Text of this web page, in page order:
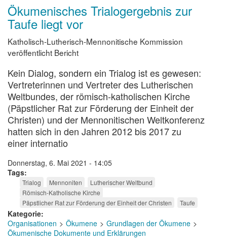
Ökumenisches Trialogergebnis zur
Taufe liegt vor
Katholisch-Lutherisch-Mennonitische Kommission
veröffentlicht Bericht
Kein Dialog, sondern ein Trialog ist es gewesen:
Vertreterinnen und Vertreter des Lutherischen
Weltbundes, der römisch-katholischen Kirche
(Päpstlicher Rat zur Förderung der Einheit der
Christen) und der Mennonitischen Weltkonferenz
hatten sich in den Jahren 2012 bis 2017 zu
einer internatio
Donnerstag, 6. Mai 2021 - 14:05
Tags
Trialog Mennoniten
Lutherischer Weltbund
Römisch-Katholische Kirche
Päpstlicher Rat zur Förderung der Einheit der Christen
Taufe
Kategorie
Organisationen
Ökumene
Grundlagen der Ökumene
Ökumenische Dokumente und Erklärungen